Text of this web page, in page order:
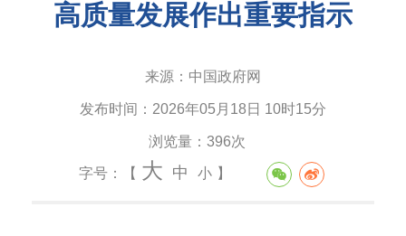
高质量发展作出重要指示
来源： 中国政府网
发布时间： 2026年05月18日 10时15分
浏览量： 396次
字号：【 大 中 小 】